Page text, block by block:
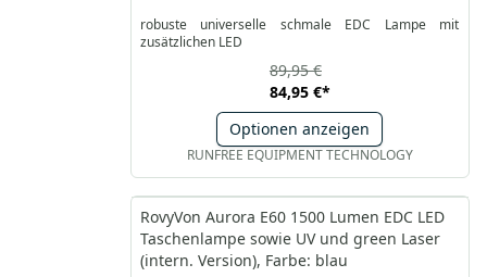
robuste universelle schmale EDC Lampe mit
zusätzlichen LED
84,95 €*
89,95 €
Optionen anzeigen
RUNFREE EQUIPMENT TECHNOLOGY
RovyVon Aurora E60 1500 Lumen EDC LED
Taschenlampe sowie UV und green Laser
(intern. Version), Farbe: blau